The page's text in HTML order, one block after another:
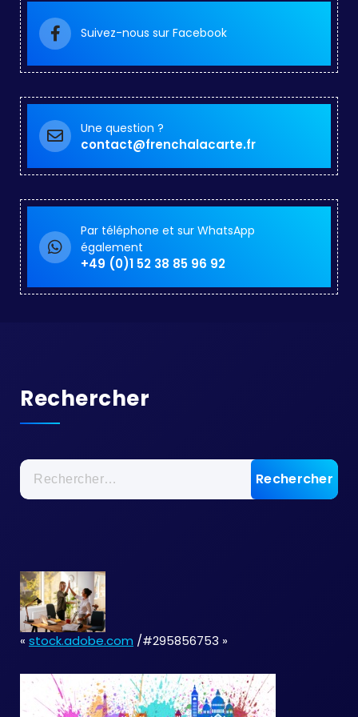
Suivez-nous sur Facebook
Une question ?
contact@frenchalacarte.fr
Par téléphone et sur WhatsApp
également
+49 (0)1 52 38 85 96 92
Rechercher
Rechercher :
« stock.adobe.com /#295856753 »